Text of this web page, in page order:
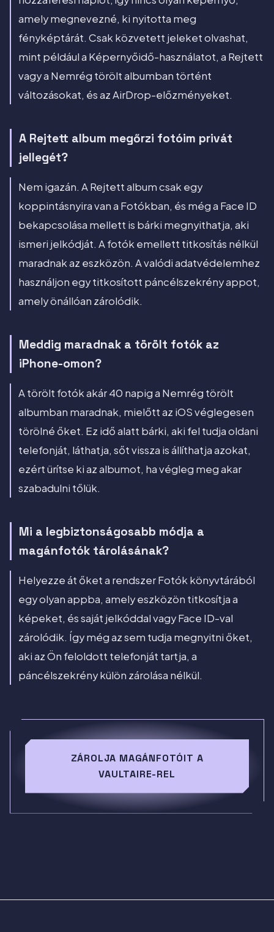
amely megnevezné, ki nyitotta meg
fényképtárát. Csak közvetett jeleket olvashat,
mint például a Képernyőidő-használatot, a Rejtett
vagy a Nemrég törölt albumban történt
változásokat, és az AirDrop-előzményeket.
A Rejtett album megőrzi fotóim privát
jellegét?
Nem igazán. A Rejtett album csak egy
koppintásnyira van a Fotókban, és még a Face ID
bekapcsolása mellett is bárki megnyithatja, aki
ismeri jelkódját. A fotók emellett titkosítás nélkül
maradnak az eszközön. A valódi adatvédelemhez
használjon egy titkosított páncélszekrény appot,
amely önállóan zárolódik.
Meddig maradnak a törölt fotók az
iPhone-omon?
A törölt fotók akár 40 napig a Nemrég törölt
albumban maradnak, mielőtt az iOS véglegesen
törölné őket. Ez idő alatt bárki, aki fel tudja oldani
telefonját, láthatja, sőt vissza is állíthatja azokat,
ezért ürítse ki az albumot, ha végleg meg akar
szabadulni tőlük.
Mi a legbiztonságosabb módja a
magánfotók tárolásának?
Helyezze át őket a rendszer Fotók könyvtárából
egy olyan appba, amely eszközön titkosítja a
képeket, és saját jelkóddal vagy Face ID-val
zárolódik. Így még az sem tudja megnyitni őket,
aki az Ön feloldott telefonját tartja, a
páncélszekrény külön zárolása nélkül.
ZÁROLJA MAGÁNFOTÓIT A
VAULTAIRE-REL